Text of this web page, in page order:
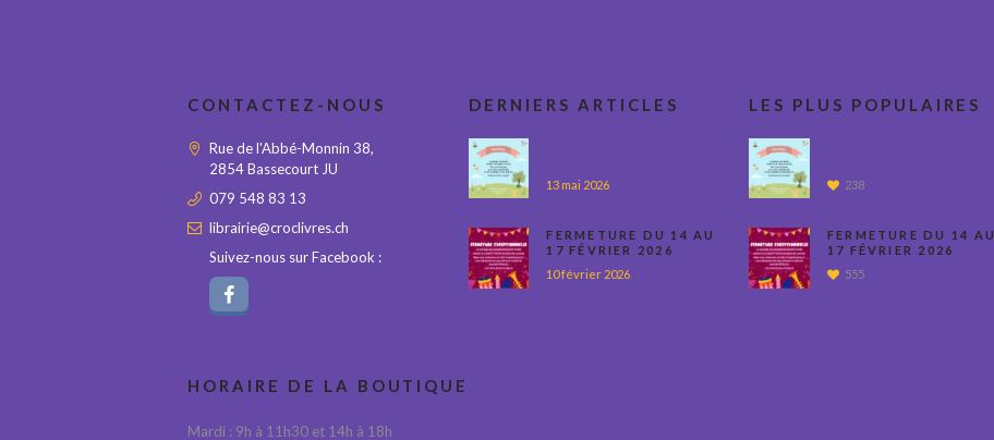
CONTACTEZ-NOUS
Rue de l'Abbé-Monnin 38,
2854 Bassecourt JU
079 548 83 13
librairie@croclivres.ch
Suivez-nous sur Facebook :
HORAIRE DE LA BOUTIQUE
Mardi : 9h à 11h30 et 14h à 18h
DERNIERS ARTICLES
13 mai 2026
FERMETURE DU 14 AU
17 FÉVRIER 2026
10 février 2026
LES PLUS POPULAIRES
238
FERMETURE DU 14 AU
17 FÉVRIER 2026
555